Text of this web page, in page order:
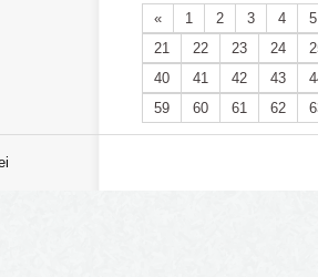
« 1 2 3 4
5
21
22 23 24
40
41 42 43
59
60 61 62